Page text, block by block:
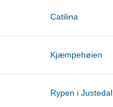
Catilina
Kjæmpehøien
Rypen i Justedal